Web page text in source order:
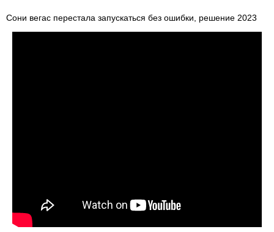
Сони вегас перестала запускаться без ошибки, решение 2023